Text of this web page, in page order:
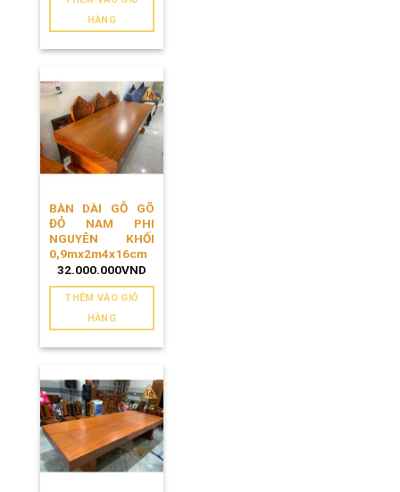
HÀNG
BÀN DÀI GỖ GÕ
ĐỎ NAM PHI
NGUYÊN KHỐI
0,9mx2m4x16cm
32.000.000VND
THÊM VÀO GIỎ
HÀNG